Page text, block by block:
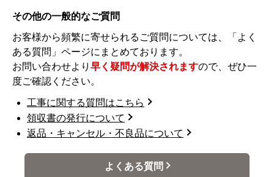
その他の一般的なご質問
お客様から頻繁に寄せられるご質問については、「よく
ある質問」ページにまとめております。
お問い合わせより 早く疑問が解決されますので、ぜひ一
度ご確認ください。
工事に関する質問はこちら
領収書の発行について
返品・キャンセル・不良品について
よくある質問